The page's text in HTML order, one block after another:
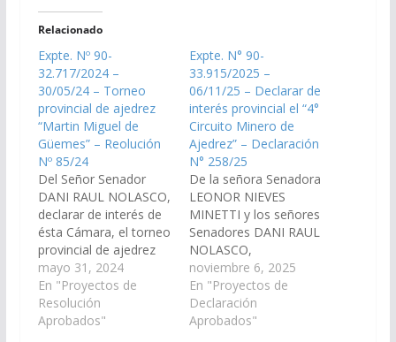
Relacionado
Expte. Nº 90-
32.717/2024 –
30/05/24 – Torneo
provincial de ajedrez
“Martin Miguel de
Güemes” – Reolución
Nº 85/24
Del Señor Senador
DANI RAUL NOLASCO,
declarar de interés de
ésta Cámara, el torneo
provincial de ajedrez
"Martin Miguel de
Güemes", organizado
por la Asociación de
Estudios
mayo 31, 2024
En "Proyectos de
Resolución
Aprobados"
Expte. N° 90-
33.915/2025 –
06/11/25 – Declarar de
interés provincial el “4°
Circuito Minero de
Ajedrez” – Declaración
N° 258/25
De la señora Senadora
LEONOR NIEVES
MINETTI y los señores
Senadores DANI RAUL
NOLASCO,
LEOPOLDO ARSENIO
SALVA, HECTOR
MIGUEL CALABRO,
GONZALO CARO
noviembre 6, 2025
En "Proyectos de
Declaración
Aprobados"